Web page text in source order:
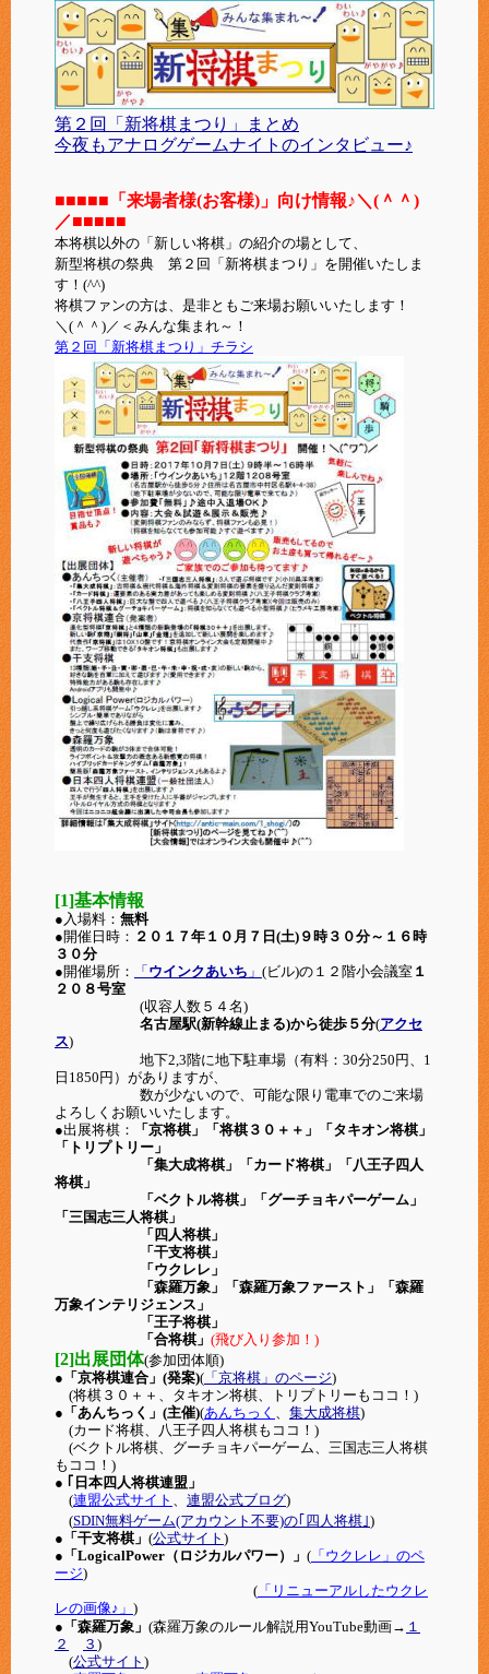
第２回「新将棋まつり」まとめ
今夜もアナログゲームナイトのインタビュー♪
■■■■■ 「来場者様(お客様)」向け情報♪＼(＾＾)
／■■■■■
本将棋以外の「新しい将棋」の紹介の場として、
新型将棋の祭典 第２回「新将棋まつり」を開催いたしま
す！(^^)
将棋ファンの方は、是非ともご来場お願いいたします！
＼(＾＾)／＜みんな集まれ～！
第２回「新将棋まつり」チラシ
[1]基本情報
●入場料： 無料
●開催日時： ２０１７年１０月７日(土)９時３０分～１６時
３０分
●開催場所：
「 ウインクあいち 」 (ビル)の１２階小会議室 １
２０８号室
(収容人数５４名)
名古屋駅(新幹線止まる)から徒歩５分(アクセ
ス)
地下2,3階に地下駐車場（有料： 30分250円、1
日1850円）がありますが、
数が少ないので、可能な限り電車でのご来場
よろしくお願いいたします。
●出展将棋：
「京将棋」「将棋３０＋＋」「タキオン将棋」
「トリプトリー」
「集大成将棋」「カード将棋」「八王子四人
将棋」
「ベクトル将棋」「グーチョキパーゲーム」
「三国志三人将棋」
「四人将棋」
「干支将棋」
「ウクレレ」
「森羅万象」「森羅万象ファースト」「森羅
万象インテリジェンス」
「王子将棋」
「合将棋」 (飛び入り参加！)
[2]出展団体(参加団体順)
●「京将棋連合」(発案)( 「京将棋」のページ)
(将棋３０＋＋、タキオン将棋、トリプトリーもココ！)
●「あんちっく」(主催)(あんちっく 集大成将棋)
(カード将棋、八王子四人将棋もココ！)
(ベクトル将棋、グーチョキパーゲーム、三国志三人将棋
もココ！)
● ｢日本四人将棋連盟」
(連盟公式サイト 連盟公式ブログ)
(SDIN無料ゲーム(アカウント不要)の｢四人将棋｣)
●「干支将棋」 (公式サイト )
●「LogicalPower（ロジカルパワー）」 ( 「ウクレレ」のペ
ージ)
( 「リニューアルしたウクレ
レの画像♪」 )
●「森羅万象」 (森羅万象のルール解説用YouTube動画→ １
２
３ )
(公式サイト )